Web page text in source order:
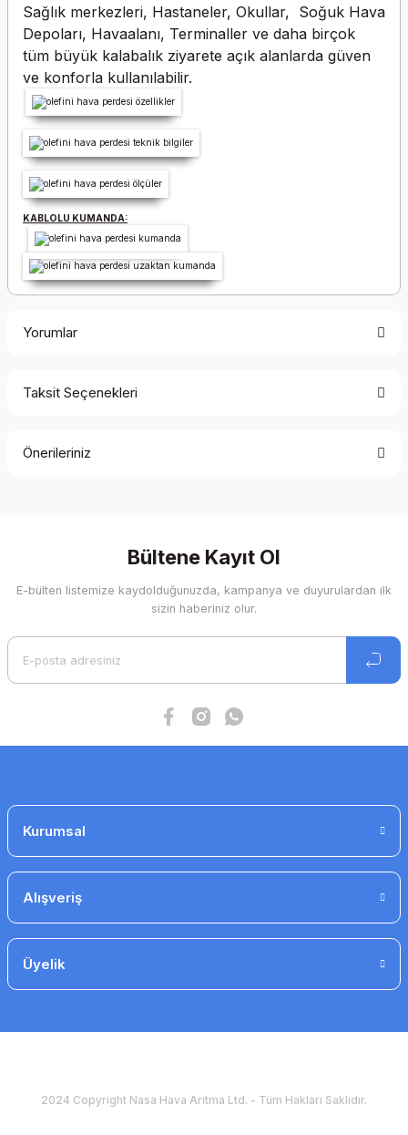
Sağlık merkezleri, Hastaneler, Okullar, Soğuk Hava
Depoları, Havaalanı, Terminaller ve daha birçok
tüm büyük kalabalık ziyarete açık alanlarda güven
ve konforla kullanılabilir.
KABLOLU KUMANDA:
Yorumlar
Taksit Seçenekleri
Önerileriniz
Görüş ve önerileriniz için teşekkür ederiz.
Ürün resmi kalitesiz, bozuk veya görüntülenemiyor.
Bültene Kayıt Ol
E-bülten listemize kaydolduğunuzda, kampanya ve duyurulardan ilk
sizin haberiniz olur.
Kurumsal
Alışveriş
Üyelik
2024 Copyright Nasa Hava Arıtma Ltd. - Tüm Hakları Saklıdır.